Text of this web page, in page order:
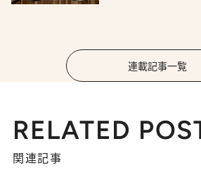
連載記事一覧
RELATED
関連記事